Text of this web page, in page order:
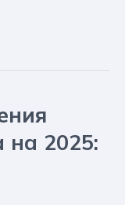
на 2025: